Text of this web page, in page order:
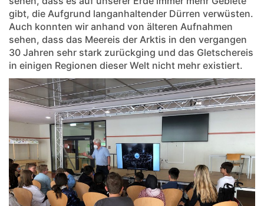
gibt, die Aufgrund langanhaltender Dürren verwüsten.
Auch konnten wir anhand von älteren Aufnahmen
sehen, dass das Meereis der Arktis in den vergangen
30 Jahren sehr stark zurückging und das Gletschereis
in einigen Regionen dieser Welt nicht mehr existiert.